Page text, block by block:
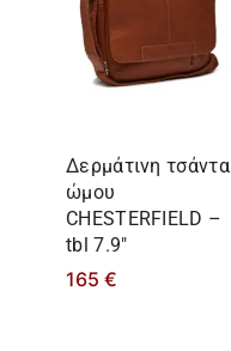
Δερμάτινη τσάντα
ώμου
CHESTERFIELD –
tbl 7.9″
165 €